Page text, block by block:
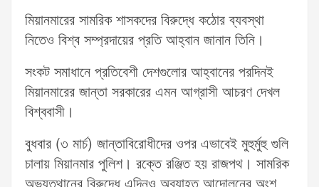
মিয়ানমারের সামরিক শাসকদের বিরুদ্ধে কঠোর ব্যবস্থা
নিতেও বিশ্ব সম্প্রদায়ের প্রতি আহ্বান জানান তিনি।
সংকট সমাধানে প্রতিবেশী দেশগুলোর আহ্বানের পরদিনই
মিয়ানমারের জান্তা সরকারের এমন আগ্রাসী আচরণ দেখল
বিশ্ববাসী।
বুধবার (৩ মার্চ) জান্তাবিরোধীদের ওপর এভাবেই মুহুর্মুহু গুলি
চালায় মিয়ানমার পুলিশ। রক্তে রঞ্জিত হয় রাজপথ। সামরিক